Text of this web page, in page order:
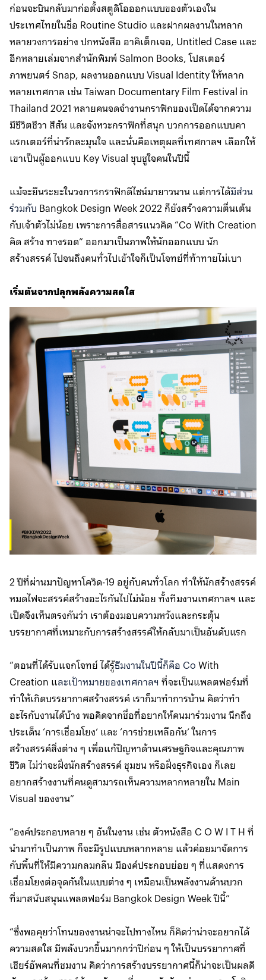
ก่อนจะบินกลับมาก่อตั้งสตูดิโอออกแบบของตัวเองใน
ประเทศไทยในชื่อ Routine Studio และฝากผลงานในหลาก
หลายวงการอย่าง ปกหนังสือ อาคิเต็กเจอ, Untitled Case และ
อีกหลายเล่มจากสำนักพิมพ์ Salmon Books, โปสเตอร์
ภาพยนตร์ Snap, ผลงานออกแบบ Visual Identity ให้หลาก
หลายเทศกาล เช่น Taiwan Documentary Film Festival in
Thailand 2021 หลายคนจดจำงานกราฟิกของเป็ดได้จากความ
มีชีวิตชีวา สีสัน และจังหวะกราฟิกที่สนุก บวกการออกแบบคา
แรกเตอร์ที่น่ารักละมุนใจ และนั่นคือเหตุผลที่เทศกาลฯ เลือกให้
เขาเป็นผู้ออกแบบ Key Visual ชุบชูใจคนในปีนี้
แม้จะยืนระยะในวงการกราฟิกดีไซน์มายาวนาน แต่การได้มีส่วน
ร่วมกับ Bangkok Design Week 2022 ก็ยังสร้างความตื่นเต้น
กับเจ้าตัวไม่น้อย เพราะการสื่อสารแนวคิด “Co With Creation
คิด สร้าง ทางรอด” ออกมาเป็นภาพให้นักออกแบบ นัก
สร้างสรรค์ ไปจนถึงคนทั่วไปเข้าใจก็เป็นโจทย์ที่ท้าทายไม่เบา
เริ่มต้นจากปลุกพลังความสดใส
2 ปีที่ผ่านมาปัญหาโควิด-19 อยู่กับคนทั่วโลก ทำให้นักสร้างสรรค์
หมดไฟจะสรรค์สร้างอะไรกันไปไม่น้อย ทั้งทีมงานเทศกาลฯ และ
เป็ดจึงเห็นตรงกันว่า เราต้องมอบความหวังและกระตุ้น
บรรยากาศที่เหมาะกับการสร้างสรรค์ให้กลับมาเป็นอันดับแรก
“ตอนที่ได้รับแจกโจทย์ ได้รู้ธีมงานในปีนี้ก็คือ Co With
Creation และเป้าหมายของเทศกาลฯ ที่จะเป็นแพลตฟอร์มที่
ทำให้เกิดบรรยากาศสร้างสรรค์ เราก็มาทำการบ้าน คิดว่าทำ
อะไรกับงานได้บ้าง พอคิดจากชื่อที่อยากให้คนมาร่วมงาน นึกถึง
ประเด็น ‘การเชื่อมโยง’ และ ‘การช่วยเหลือกัน’ ในการ
สร้างสรรค์สิ่งต่าง ๆ เพื่อแก้ปัญหาด้านเศรษฐกิจและคุณภาพ
ชีวิต ไม่ว่าจะฝั่งนักสร้างสรรค์ ชุมชน หรือฝั่งธุรกิจเอง ก็เลย
อยากสร้างงานที่คนดูสามารถเห็นความหลากหลายใน Main
Visual ของงาน”
“องค์ประกอบหลาย ๆ อันในงาน เช่น ตัวหนังสือ C O W I T H ที่
นำมาทำเป็นภาพ ก็จะมีรูปแบบหลากหลาย แล้วค่อยมาจัดการ
กับพื้นที่ให้มีความกลมกลืน มีองค์ประกอบย่อย ๆ ที่แสดงการ
เชื่อมโยงต่อจุดกันในแบบต่าง ๆ เหมือนเป็นพลังงานด้านบวก
ที่มาสนับสนุนแพลตฟอร์ม Bangkok Design Week ปีนี้”
“ซึ่งพอคุยว่าโทนของงานน่าจะไปทางไหน ก็คิดว่าน่าจะอยากได้
ความสดใส มีพลังบวกขึ้นมากกว่าปีก่อน ๆ ให้เป็นบรรยากาศที่
เชียร์อัพคนที่ชมงาน คิดว่าการสร้างบรรยากาศนี้ก็น่าจะเป็นผลดี